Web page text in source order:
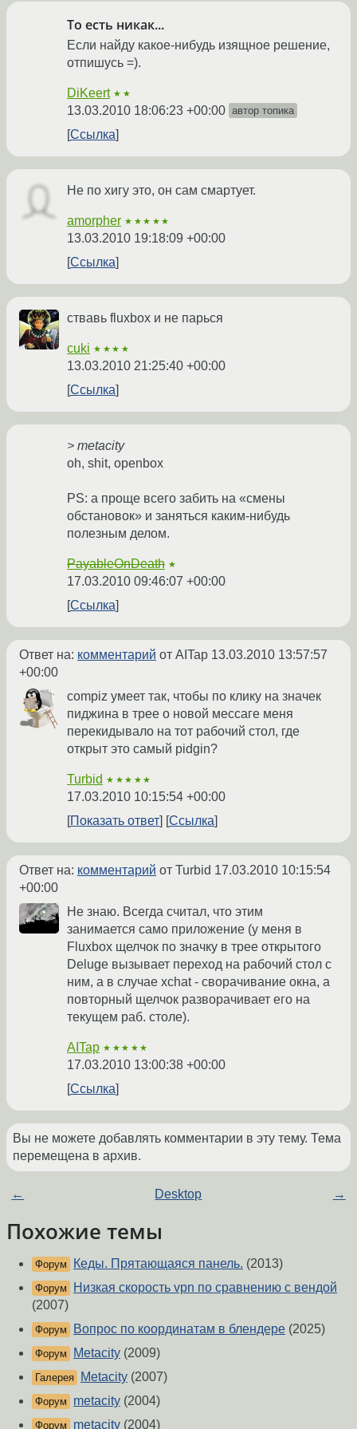
То есть никак...
Если найду какое-нибудь изящное решение,
отпишусь =).
DiKeert ★★
13.03.2010 18:06:23 +00:00 автор топика
Ссылка
Не по хигу это, он сам смартует.
amorpher ★★★★★
13.03.2010 19:18:09 +00:00
Ссылка
ствавь fluxbox и не парься
cuki ★★★★
13.03.2010 21:25:40 +00:00
Ссылка
> metacity
oh, shit, openbox
PS: а проще всего забить на «смены
обстановок» и заняться каким-нибудь
полезным делом.
PayableOnDeath ★
17.03.2010 09:46:07 +00:00
Ссылка
Ответ на: комментарий от AITap 13.03.2010 13:57:57
+00:00
compiz умеет так, чтобы по клику на значек
пиджина в трее о новой мессаге меня
перекидывало на тот рабочий стол, где
открыт это самый pidgin?
Turbid ★★★★★
17.03.2010 10:15:54 +00:00
Показать ответ
Ссылка
Ответ на: комментарий от Turbid 17.03.2010 10:15:54
+00:00
Не знаю. Всегда считал, что этим
занимается само приложение (у меня в
Fluxbox щелчок по значку в трее открытого
Deluge вызывает переход на рабочий стол с
ним, а в случае xchat - сворачивание окна, а
повторный щелчок разворачивает его на
текущем раб. столе).
AITap ★★★★★
17.03.2010 13:00:38 +00:00
Ссылка
Вы не можете добавлять комментарии в эту тему. Тема
перемещена в архив.
← Desktop →
Похожие темы
Форум Кеды. Прятающаяся панель. (2013)
Форум
Низкая скорость vpn по сравнению с вендой
(2007)
Форум Вопрос по координатам в блендере (2025)
Форум Metacity (2009)
Галерея Metacity (2007)
Форум metacity (2004)
Форум metacity (2004)